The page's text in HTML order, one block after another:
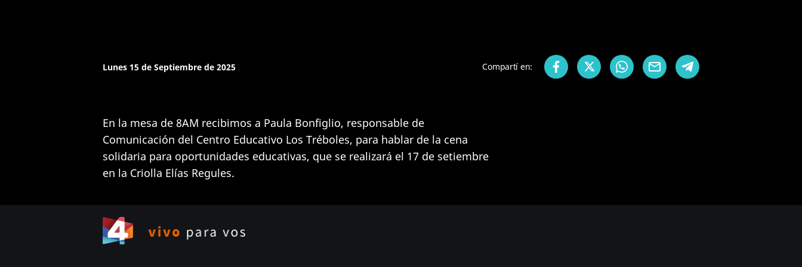
Lunes 15 de Septiembre de 2025 Compartí en:
En la mesa de 8AM recibimos a Paula Bonfiglio, responsable de
Comunicación del Centro Educativo Los Tréboles, para hablar de la cena
solidaria para oportunidades educativas, que se realizará el 17 de setiembre
en la Criolla Elías Regules.